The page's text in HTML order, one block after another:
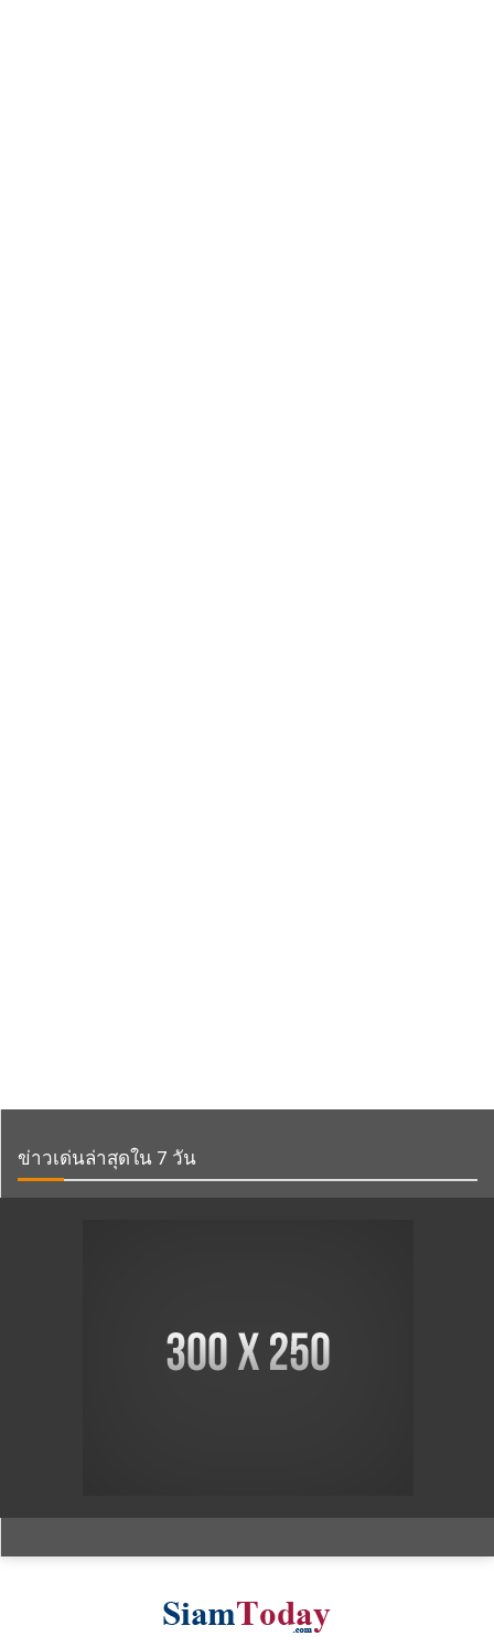
ข่าวเด่นล่าสุดใน 7 วัน